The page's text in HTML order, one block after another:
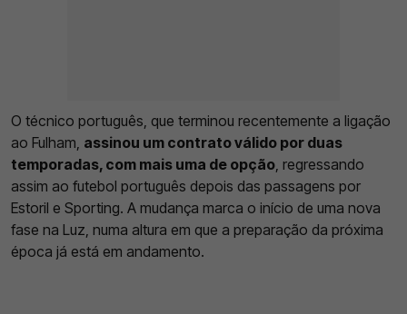
O técnico português, que terminou recentemente a ligação
ao Fulham, assinou um contrato válido por duas
temporadas, com mais uma de opção, regressando
assim ao futebol português depois das passagens por
Estoril e Sporting. A mudança marca o início de uma nova
fase na Luz, numa altura em que a preparação da próxima
época já está em andamento.